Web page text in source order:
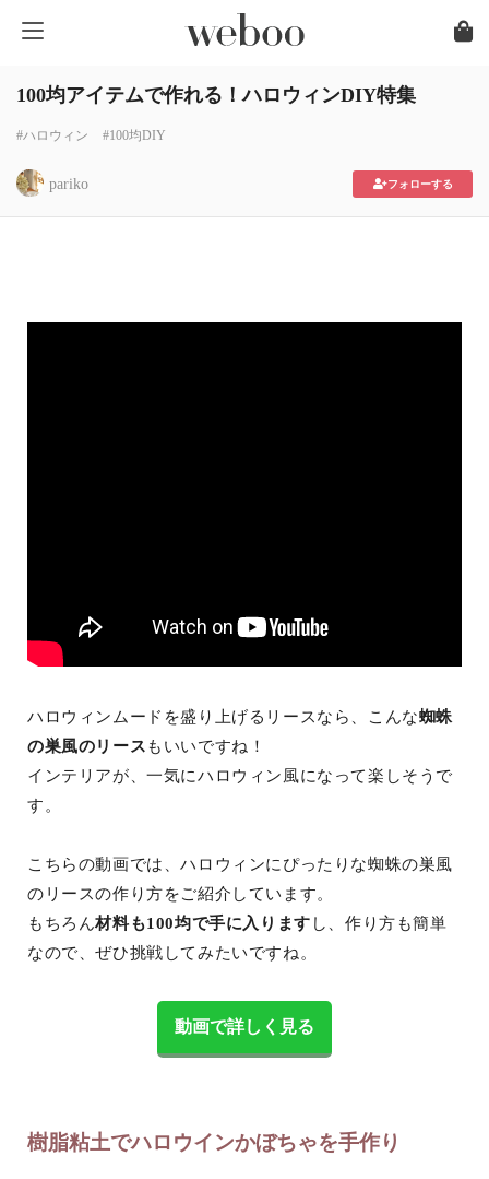
100均アイテムで作れる！ハロウィンDIY特集
#ハロウィン #100均DIY
pariko フォローする
ハロウィンムードを盛り上げるリースなら、こんな蜘蛛
の巣風のリース もいいですね！
インテリアが、一気にハロウィン風になって楽しそうで
す。
こちらの動画では、ハロウィンにぴったりな蜘蛛の巣風
のリースの作り方をご紹介しています。
もちろん材料も100均で手に入ります し、作り方も簡単
なので、ぜひ挑戦してみたいですね。
動画で詳しく見る
樹脂粘土でハロウインかぼちゃを手作り